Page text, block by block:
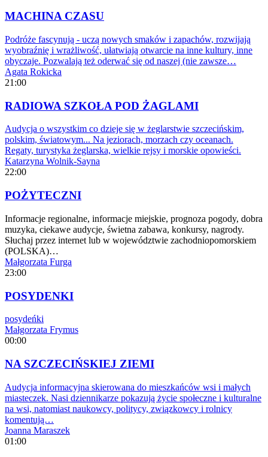
MACHINA CZASU
Podróże fascynują - uczą nowych smaków i zapachów, rozwijają
wyobraźnię i wrażliwość, ułatwiają otwarcie na inne kultury, inne
obyczaje. Pozwalają też oderwać się od naszej (nie zawsze…
Agata Rokicka
21:00
RADIOWA SZKOŁA POD ŻAGLAMI
Audycja o wszystkim co dzieje się w żeglarstwie szczecińskim,
polskim, światowym... Na jeziorach, morzach czy oceanach.
Regaty, turystyka żeglarska, wielkie rejsy i morskie opowieści.
Katarzyna Wolnik-Sayna
22:00
POŻYTECZNI
Informacje regionalne, informacje miejskie, prognoza pogody, dobra
muzyka, ciekawe audycje, świetna zabawa, konkursy, nagrody.
Słuchaj przez internet lub w województwie zachodniopomorskiem
(POLSKA)…
Małgorzata Furga
23:00
POSYDENKI
posydeńki
Małgorzata Frymus
00:00
NA SZCZECIŃSKIEJ ZIEMI
Audycja informacyjna skierowana do mieszkańców wsi i małych
miasteczek. Nasi dziennikarze pokazują życie społeczne i kulturalne
na wsi, natomiast naukowcy, politycy, związkowcy i rolnicy
komentują…
Joanna Maraszek
01:00